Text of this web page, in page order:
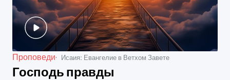
Проповеди Исаия: Евангелие в Ветхом Завете
Господь правды